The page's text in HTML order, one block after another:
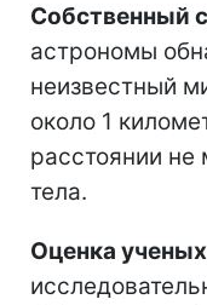
Собственный
астрономы
неизвестный
около 1
расстоянии не
тела.
Оценка ученых